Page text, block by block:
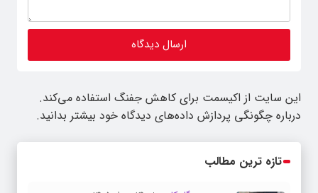
این سایت از اکیسمت برای کاهش جفنگ استفاده می‌کند.
درباره چگونگی پردازش داده‌های دیدگاه خود بیشتر بدانید.
تازه ترین مطالب